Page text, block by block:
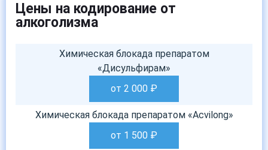
Цены на кодирование от
алкоголизма
Химическая блокада препаратом
«Дисульфирам»
от 2 000 ₽
Химическая блокада препаратом «Acvilong»
от 1 500 ₽